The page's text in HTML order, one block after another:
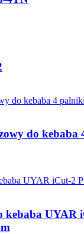
do kebaba
kebaba UYAR